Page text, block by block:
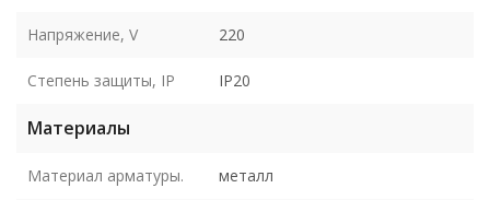
Напряжение, V 220
Степень защиты, IP IP20
Материалы
Материал арматуры. металл